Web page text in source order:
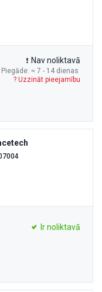
Piegāde: ≈ 7 - 14 dienas
Nav noliktavā
? Uzzināt pieejamību
Ir noliktavā